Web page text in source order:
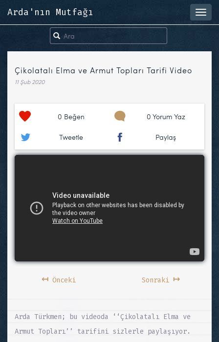
Arda'nın Mutfağı
Çikolatalı Elma ve Armut Topları Tarifi Video
11 Şub 2020
0 Beğen 0 Yorum Yaz
Tweetle Paylaş
↤Önceki Sonraki ↦
Arda Türkmen; bu videoda ‘‘Çikolatalı Elma ve
Armut Topları’’ tarifini sizlerle paylaşıyor.